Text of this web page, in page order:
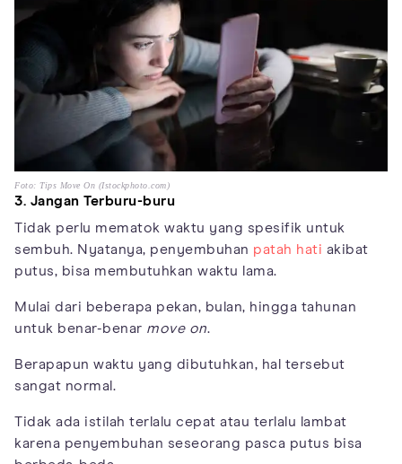
Foto: Tips Move On (Istockphoto.com)
3. Jangan Terburu-buru
Tidak perlu mematok waktu yang spesifik untuk
sembuh. Nyatanya, penyembuhan patah hati akibat
putus, bisa membutuhkan waktu lama.
Mulai dari beberapa pekan, bulan, hingga tahunan
untuk benar-benar move on.
Berapapun waktu yang dibutuhkan, hal tersebut
sangat normal.
Tidak ada istilah terlalu cepat atau terlalu lambat
karena penyembuhan seseorang pasca putus bisa